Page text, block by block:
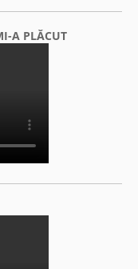
A PLĂCUT